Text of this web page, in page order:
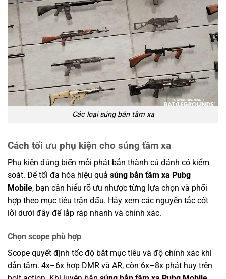
Các loại súng bắn tầm xa
Cách tối ưu phụ kiện cho súng tầm xa
Phụ kiện đúng biến mỗi phát bắn thành cú đánh có kiểm
soát. Để tối đa hóa hiệu quả súng bắn tầm xa Pubg
Mobile, bạn cần hiểu rõ ưu nhược từng lựa chọn và phối
hợp theo mục tiêu trận đấu. Hãy xem các nguyên tắc cốt
lõi dưới đây để lắp ráp nhanh và chính xác.
Chọn scope phù hợp
Scope quyết định tốc độ bắt mục tiêu và độ chính xác khi
dẫn tâm. 4x–6x hợp DMR và AR, còn 6x–8x phát huy trên